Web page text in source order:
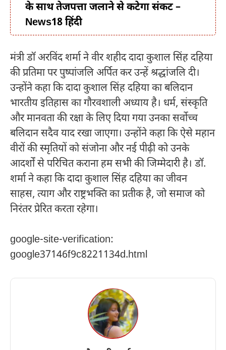
के साथ तेजपत्ता जलाने से कटेगा संकट –
News18 हिंदी
मंत्री डॉ अरविंद शर्मा ने वीर शहीद दादा कुशाल सिंह दहिया
की प्रतिमा पर पुष्पांजलि अर्पित कर उन्हें श्रद्धांजलि दी।
उन्होंने कहा कि दादा कुशाल सिंह दहिया का बलिदान
भारतीय इतिहास का गौरवशाली अध्याय है। धर्म, संस्कृति
और मानवता की रक्षा के लिए दिया गया उनका सर्वोच्च
बलिदान सदैव याद रखा जाएगा। उन्होंने कहा कि ऐसे महान
वीरों की स्मृतियों को संजोना और नई पीढ़ी को उनके
आदर्शों से परिचित कराना हम सभी की जिम्मेदारी है। डॉ.
शर्मा ने कहा कि दादा कुशाल सिंह दहिया का जीवन
साहस, त्याग और राष्ट्रभक्ति का प्रतीक है, जो समाज को
निरंतर प्रेरित करता रहेगा।
google-site-verification:
google37146f9c8221134d.html